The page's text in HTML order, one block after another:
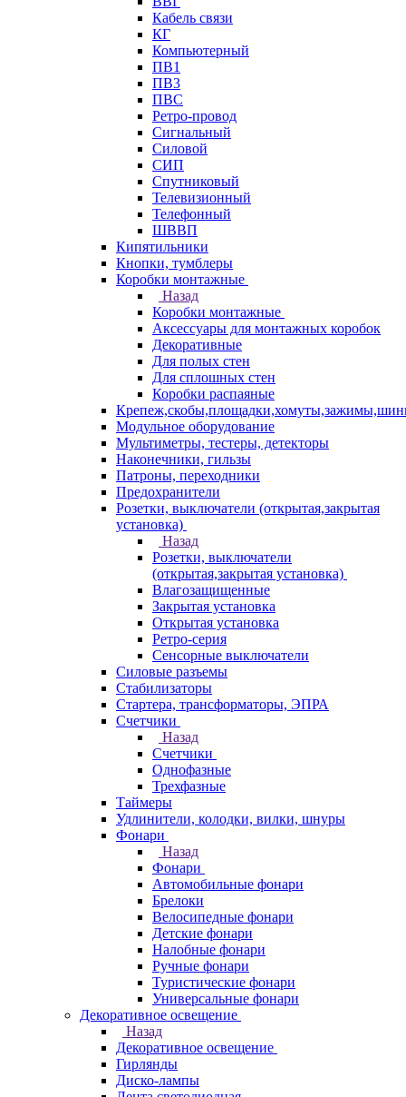
Кабель связи
КГ
Компьютерный
ПВ1
ПВ3
ПВС
Ретро-провод
Сигнальный
Силовой
СИП
Спутниковый
Телевизионный
Телефонный
ШВВП
Кипятильники
Кнопки, тумблеры
Коробки монтажные
Назад
Коробки монтажные
Аксессуары для монтажных коробок
Декоративные
Для полых стен
Для сплошных стен
Коробки распаяные
Модульное оборудование
Мультиметры, тестеры, детекторы
Наконечники, гильзы
Патроны, переходники
Предохранители
Розетки, выключатели (открытая,закрытая
установка)
Назад
Розетки, выключатели
(открытая,закрытая установка)
Влагозащищенные
Закрытая установка
Открытая установка
Ретро-серия
Сенсорные выключатели
Силовые разъемы
Стабилизаторы
Стартера, трансформаторы, ЭПРА
Счетчики
Назад
Счетчики
Однофазные
Трехфазные
Таймеры
Удлинители, колодки, вилки, шнуры
Фонари
Назад
Фонари
Автомобильные фонари
Брелоки
Велосипедные фонари
Детские фонари
Налобные фонари
Ручные фонари
Туристические фонари
Универсальные фонари
Декоративное освещение
Назад
Декоративное освещение
Гирлянды
Диско-лампы